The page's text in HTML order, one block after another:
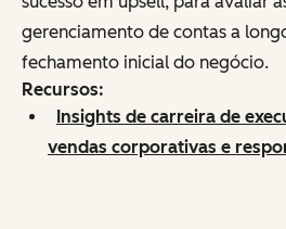
gerenciamento de contas a
fechamento inicial do negócio.
Recursos:
Insights de carreira de
vendas corporativas e